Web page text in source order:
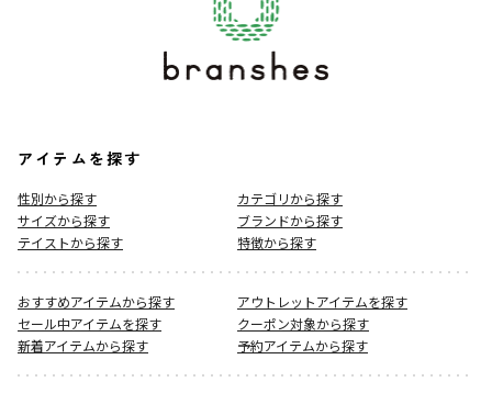
アイテムを探す
性別から探す
カテゴリから探す
サイズから探す
ブランドから探す
テイストから探す
特徴から探す
おすすめアイテムから探す
アウトレットアイテムを探す
セール中アイテムを探す
クーポン対象から探す
新着アイテムから探す
予約アイテムから探す